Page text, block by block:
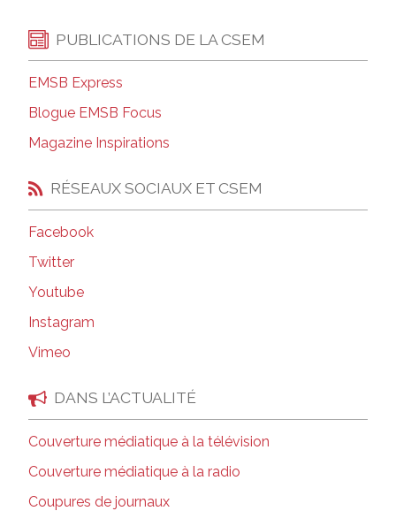
PUBLICATIONS DE LA CSEM
EMSB Express
Blogue EMSB Focus
Magazine Inspirations
RÉSEAUX SOCIAUX ET CSEM
Facebook
Twitter
Youtube
Instagram
Vimeo
DANS L’ACTUALITÉ
Couverture médiatique à la télévision
Couverture médiatique à la radio
Coupures de journaux